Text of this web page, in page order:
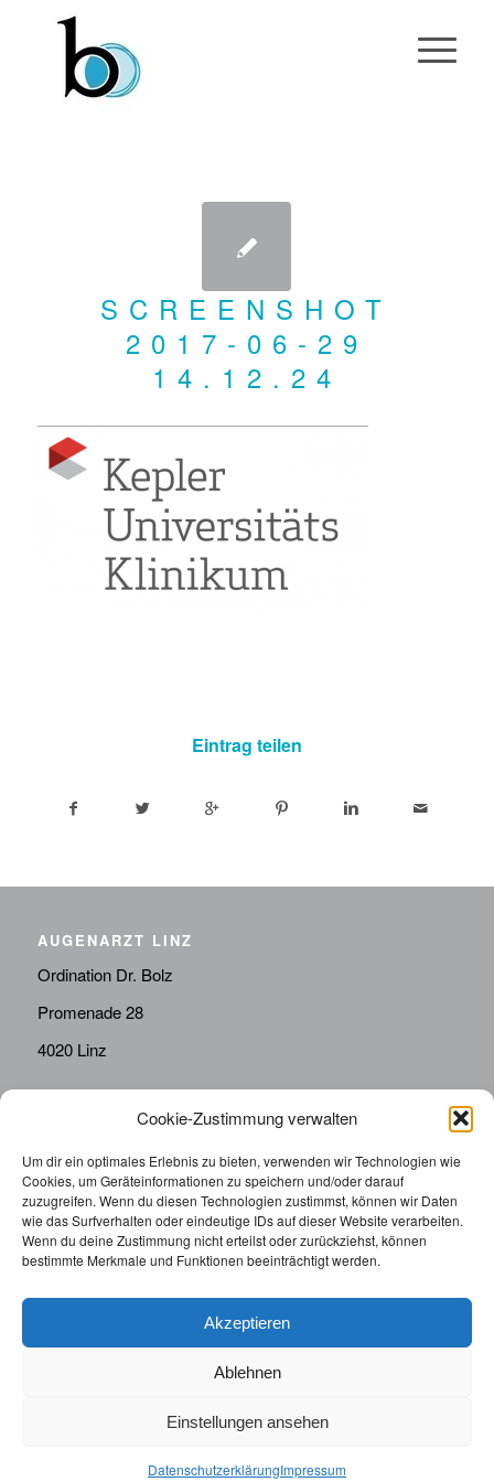
Cookie-Zustimmung verwalten
Um dir ein optimales Erlebnis zu bieten, verwenden wir Technologien wie
Cookies, um Geräteinformationen zu speichern und/oder darauf
zuzugreifen. Wenn du diesen Technologien zustimmst, können wir Daten
wie das Surfverhalten oder eindeutige IDs auf dieser Website verarbeiten.
Wenn du deine Zustimmung nicht erteilst oder zurückziehst, können
bestimmte Merkmale und Funktionen beeinträchtigt werden.
Akzeptieren
Ablehnen
Einstellungen ansehen
DatenschutzerklärungImpressum
SCREENSHOT
2017-06-29
14.12.24
Eintrag teilen
AUGENARZT LINZ
Ordination Dr. Bolz
Promenade 28
4020 Linz
Telefon:
0676814287655
sekretariat@drbolz.at
ORDINATIONSZEITEN
Telefonische Terminvereinbarung: Montag – Freitag von
© 2025 | Augenarzt Dr. Bolz |Impressum